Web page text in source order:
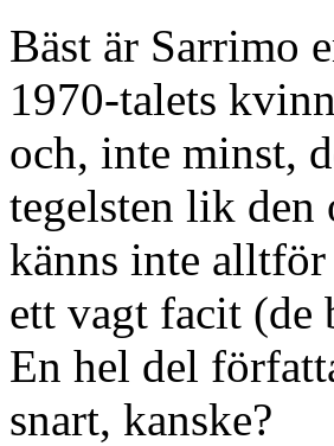
Bäst är Sarrimo
1970-talets
och, inte minst,
tegelsten lik den
känns inte
ett vagt facit
En hel del
snart, kanske?